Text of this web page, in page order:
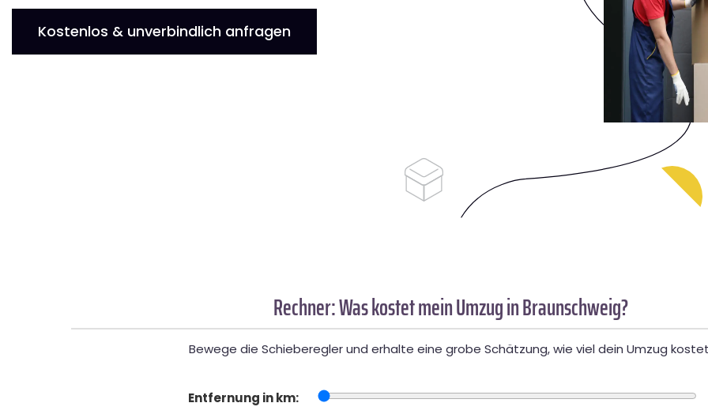
Kostenlos & unverbindlich anfragen
Rechner: Was kostet mein Umzug in Braunschweig?
Bewege die Schieberegler und erhalte eine grobe Schätzung, wie viel dein Umzug
Entfernung in km: